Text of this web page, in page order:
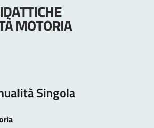
MOTORIA
Singola